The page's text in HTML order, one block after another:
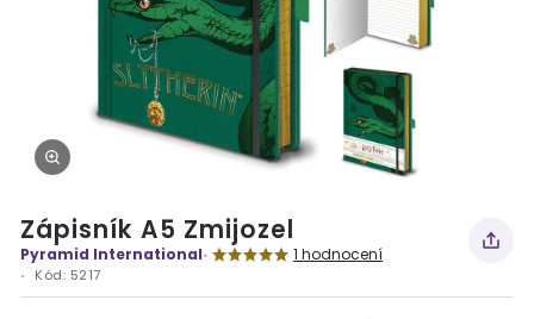
Zápisník A5 Zmijozel
Pyramid International 1 hodnocení
Kód: 5217